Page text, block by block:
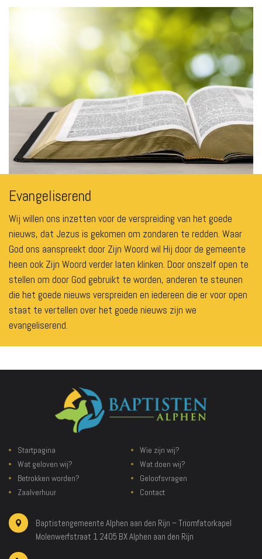
Evangeliserend
Wij willen ons inzetten voor de verspreiding van het goede
nieuws, dat Jezus is gekomen om zondaren te redden. Waar
God ons aanspreekt door Zijn Woord wil Hij door de gemeente
heen ook Zijn Woord verder laten klinken. Door onszelf open te
stellen om door God gebruikt te worden, anderen te steunen
die het goede nieuws verspreiden en iedereen die er voor open
staat te vertellen over het goede nieuws zijn we
evangeliserend.
Startpagina
Wie zijn wij?
Wat geloven wij?
Wat doen wij?
Betrokken worden?
Geloofsvragen
Zaalverhuur
Contact
Baptistengemeente Alphen aan den Rijn – Triomfatorkapel
Molenwerfstraat 1 2405 BX Alphen aan den Rijn